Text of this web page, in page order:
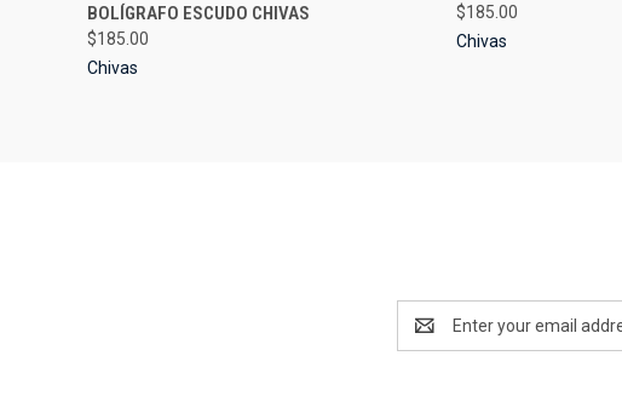
Compare
BOLÍGRAFO ESCUDO CHIVAS
$185.00
Chivas
Compare
$185.00
Chivas
Address